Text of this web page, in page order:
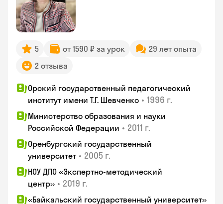
5 от 1590 ₽ за урок
29 лет опыта
2 отзыва
Орский государственный педагогический
институт имени Т.Г. Шевченко • 1996 г.
Министерство образования и науки
Российской Федерации • 2011 г.
Оренбургский государственный
университет • 2005 г.
НОУ ДПО «Экспертно-методический
центр» • 2019 г.
«Байкальский государственный университет»